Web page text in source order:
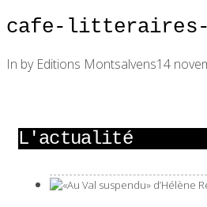
cafe-litteraires-
In by Editions Montsalvens14
L'actualité